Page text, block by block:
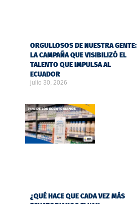
ORGULLOSOS DE NUESTRA GENTE:
LA CAMPAÑA QUE VISIBILIZÓ EL
TALENTO QUE IMPULSA AL
ECUADOR
julio 30, 2026
¿QUÉ HACE QUE CADA VEZ MÁS